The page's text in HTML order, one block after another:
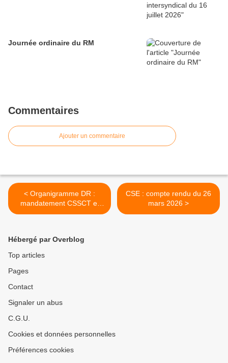
Journée ordinaire du RM
Commentaires
Ajouter un commentaire
< Organigramme DR :
mandatement CSSCT et
accompagnement par un
CSE : compte rendu du 26
mars 2026 >
Hébergé par Overblog
Top articles
Pages
Contact
Signaler un abus
C.G.U.
Cookies et données personnelles
Préférences cookies